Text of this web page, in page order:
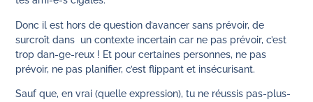
Donc il est hors de question d’avancer sans prévoir, de
surcroît dans un contexte incertain car ne pas prévoir, c’est
trop dan-ge-reux ! Et pour certaines personnes, ne pas
prévoir, ne pas planifier, c’est flippant et insécurisant.
Sauf que, en vrai (quelle expression), tu ne réussis pas-plus-